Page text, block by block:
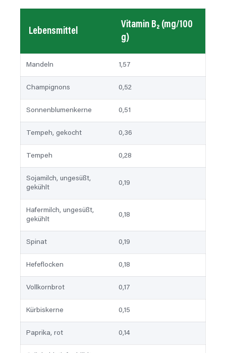
Lebensmittel
Vitamin B₂ (mg/100
g)
Mandeln 1,57
Champignons 0,52
Sonnenblumenkerne 0,51
Tempeh, gekocht 0,36
Tempeh 0,28
Sojamilch, ungesüßt,
gekühlt
0,19
Hafermilch, ungesüßt,
gekühlt
0,18
Spinat 0,19
Hefeflocken 0,18
Vollkornbrot 0,17
Kürbiskerne 0,15
Paprika, rot 0,14